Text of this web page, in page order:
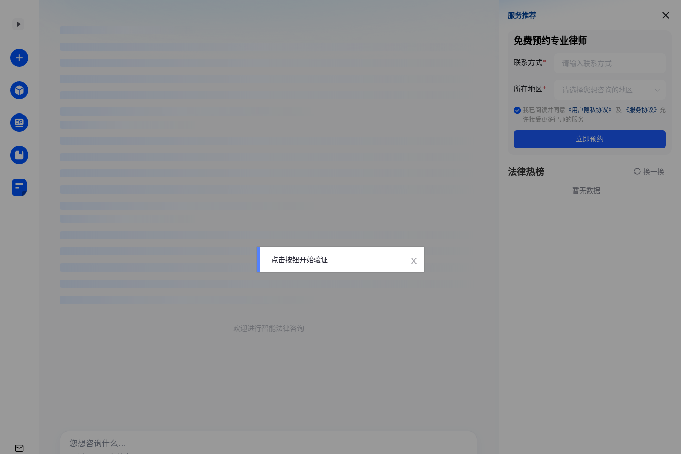
欢迎进行智能法律咨询
服务推荐
服务推荐
免费预约专业律师
联系方式
所在地区
我已阅读并同意 《用户隐私协议》 及 《服务协议》 允
许接受更多律师的服务
立即预约
法律热榜 换一换
暂无数据
点击按钮开始验证 x